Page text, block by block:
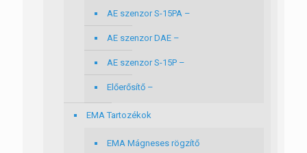
AE szenzor S-15PA –
AE szenzor DAE –
AE szenzor S-15P –
Előerősítő –
EMA Tartozékok
EMA Mágneses rögzítő